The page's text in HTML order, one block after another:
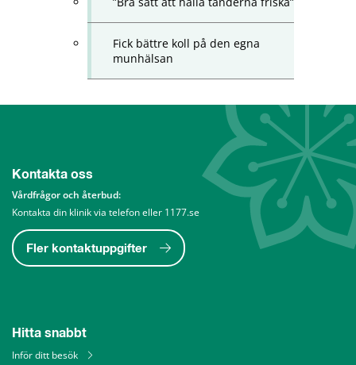
Fick bättre koll på den egna
munhälsan
Kontakta oss
Vårdfrågor och återbud:
Kontakta din klinik via telefon eller 1177.se
Fler kontaktuppgifter
Hitta snabbt
Inför ditt besök